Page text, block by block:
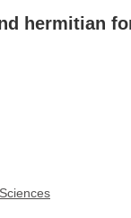
hermitian